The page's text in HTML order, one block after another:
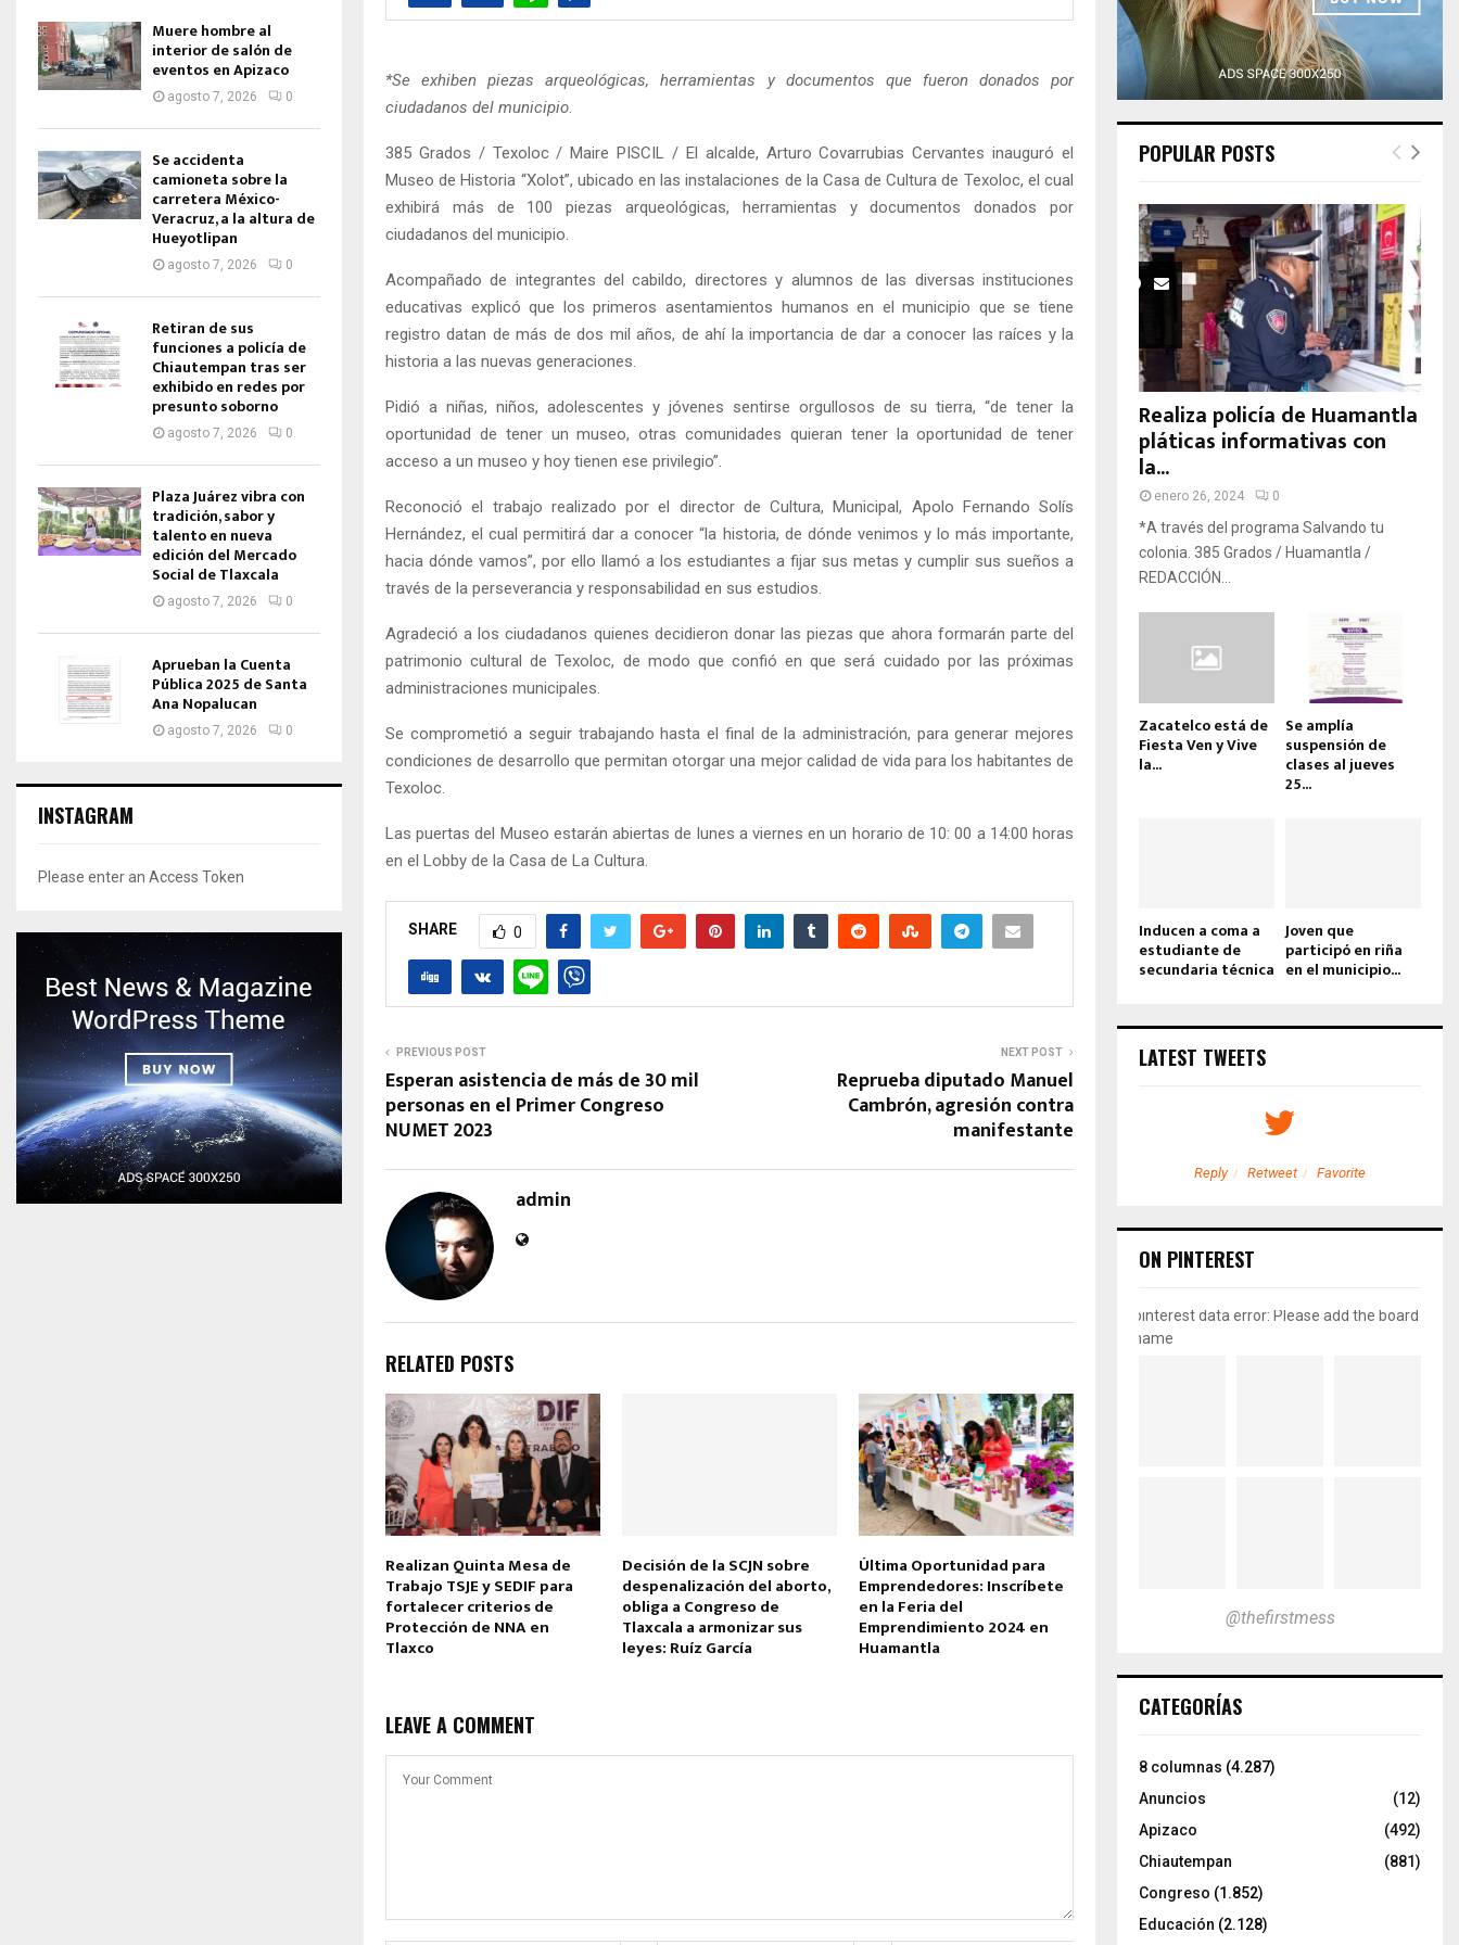
*Se exhiben piezas arqueológicas, herramientas y documentos que fueron donados por
ciudadanos del municipio
385 Grados / Texoloc / Maire PISCIL / El alcalde, Arturo Covarrubias Cervantes inauguró el
Museo de Historia “Xolot”, ubicado en las instalaciones de la Casa de Cultura de Texoloc, el cual
exhibirá más de 100 piezas arqueológicas, herramientas y documentos donados por
ciudadanos del municipio.
Acompañado de integrantes del cabildo, directores y alumnos de las diversas instituciones
educativas explicó que los primeros asentamientos humanos en el municipio que se tiene
registro datan de más de dos mil años, de ahí la importancia de dar a conocer las raíces y la
historia a las nuevas generaciones.
Pidió a niñas, niños, adolescentes y jóvenes sentirse orgullosos de su tierra, “de tener la
oportunidad de tener un museo, otras comunidades quieran tener la oportunidad de tener
acceso a un museo y hoy tienen ese privilegio”.
Reconoció el trabajo realizado por el director de Cultura, Municipal, Apolo Fernando Solís
Hernández, el cual permitirá dar a conocer “la historia, de dónde venimos y lo más importante,
hacia dónde vamos”, por ello llamó a los estudiantes a fijar sus metas y cumplir sus sueños a
través de la perseverancia y responsabilidad en sus estudios.
Agradeció a los ciudadanos quienes decidieron donar las piezas que ahora formarán parte del
patrimonio cultural de Texoloc, de modo que confió en que será cuidado por las próximas
administraciones municipales.
Se comprometió a seguir trabajando hasta el final de la administración, para generar mejores
condiciones de desarrollo que permitan otorgar una mejor calidad de vida para los habitantes de
Texoloc.
Las puertas del Museo estarán abiertas de lunes a viernes en un horario de 10: 00 a 14:00 horas
en el Lobby de la Casa de La Cultura.
SHARE 0
PREVIOUS POST
Esperan asistencia de más de 30 mil
personas en el Primer Congreso
NUMET 2023
NEXT POST
Reprueba diputado Manuel
Cambrón, agresión contra
manifestante
admin
RELATED POSTS
Realizan Quinta Mesa de
Trabajo TSJE y SEDIF para
fortalecer criterios de
Protección de NNA en
Tlaxco
Decisión de la SCJN sobre
despenalización del aborto,
obliga a Congreso de
Tlaxcala a armonizar sus
leyes: Ruíz García
Última Oportunidad para
Emprendedores: Inscríbete
en la Feria del
Emprendimiento 2024 en
Huamantla
LEAVE A COMMENT
Muere hombre al
interior de salón de
eventos en Apizaco
agosto 7, 2026 0
Se accidenta
camioneta sobre la
carretera México-
Veracruz, a la altura de
Hueyotlipan
agosto 7, 2026 0
Retiran de sus
funciones a policía de
Chiautempan tras ser
exhibido en redes por
presunto soborno
agosto 7, 2026 0
Plaza Juárez vibra con
tradición, sabor y
talento en nueva
edición del Mercado
Social de Tlaxcala
agosto 7, 2026 0
Aprueban la Cuenta
Pública 2025 de Santa
Ana Nopalucan
agosto 7, 2026 0
INSTAGRAM
Please enter an Access Token
POPULAR POSTS
Realiza policía de Huamantla
pláticas informativas con
la...
enero 26, 2024 0
*A través del programa Salvando tu
colonia. 385 Grados / Huamantla /
REDACCIÓN...
Zacatelco está de
Fiesta Ven y Vive
la...
Se amplía
suspensión de
clases al jueves
25...
Inducen a coma a
estudiante de
secundaria técnica
Joven que
participó en riña
en el municipio...
LATEST TWEETS
Reply Retweet Favorite Reply Retweet Favorite Reply Retweet Favorite
ON PINTEREST
pinterest data error: Please add the board
name
@thefirstmess
CATEGORÍAS
8 columnas (4.287)
Anuncios
(12)
Apizaco
(492)
Chiautempan
(881)
Congreso (1.852)
Educación (2.128)